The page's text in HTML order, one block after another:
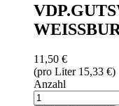
11,50 €
(pro Liter 15,33 €)
Anzahl